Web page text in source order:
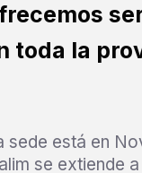
toda la
sede está en
se extiende